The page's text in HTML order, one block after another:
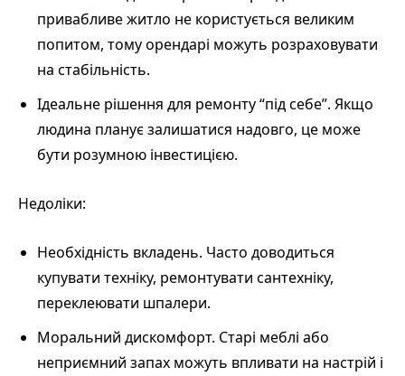
привабливе житло не користується великим
попитом, тому орендарі можуть розраховувати
на стабільність.
Ідеальне рішення для ремонту “під себе”. Якщо
людина планує залишатися надовго, це може
бути розумною інвестицією.
Недоліки:
Необхідність вкладень. Часто доводиться
купувати техніку, ремонтувати сантехніку,
переклеювати шпалери.
Моральний дискомфорт. Старі меблі або
неприємний запах можуть впливати на настрій і